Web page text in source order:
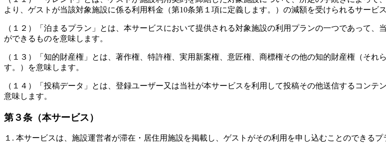
より、ゲストが当該対象施設に係る利用料金（第10条第１項に定義します。）の減額を受けられるサービ
（１２）「泊まるプラン」とは、本サービスにおいて提供される対象施設の利用プランの一つであって
ができるものを意味します。
（１３）「知的財産権」とは、著作権、特許権、実用新案権、意匠権、商標権その他の知的財産権（そ
す。）を意味します。
（１４）「投稿データ」とは、登録ユーザー又は当社が本サービスを利用して投稿その他送信するコン
意味します。
第３条（本サービス）
１. 本サービスは、施設運営者が滞在・居住用施設を掲載し、ゲストがその利用を申し込むことのできるプ